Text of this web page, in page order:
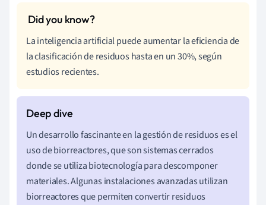
La inteligencia artificial puede aumentar la eficiencia de
la clasificación de residuos hasta en un 30%, según
estudios recientes.
Un desarrollo fascinante en la gestión de residuos es el
uso de biorreactores, que son sistemas cerrados
donde se utiliza biotecnología para descomponer
materiales. Algunas instalaciones avanzadas utilizan
biorreactores que permiten convertir residuos